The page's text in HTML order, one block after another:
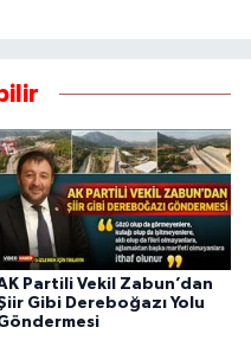
Partili Vekil Zabun’dan
Gibi Dereboğazı Yolu